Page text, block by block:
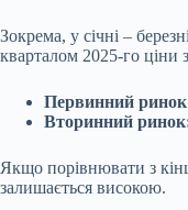
Зокрема, у січні –
кварталом 2025-го ціни
Первинний
Вторинний
Якщо порівнювати з
залишається високою.